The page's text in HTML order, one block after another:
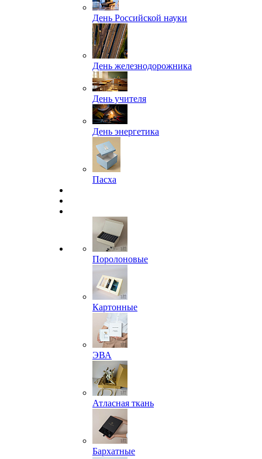
День Российской науки
День железнодорожника
День учителя
День энергетика
Пасха
Поролоновые
Картонные
ЭВА
Атласная ткань
Бархатные